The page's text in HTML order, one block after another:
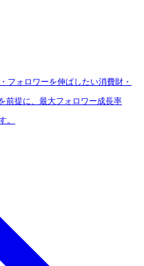
フォロワーを伸ばしたい消費財・
前提に、最大フォロワー成長率
。